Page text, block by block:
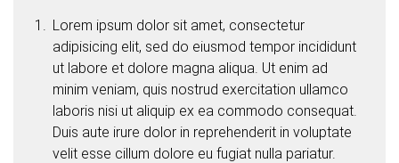
Lorem ipsum dolor sit amet, consectetur
adipisicing elit, sed do eiusmod tempor incididunt
ut labore et dolore magna aliqua. Ut enim ad
minim veniam, quis nostrud exercitation ullamco
laboris nisi ut aliquip ex ea commodo consequat.
Duis aute irure dolor in reprehenderit in voluptate
velit esse cillum dolore eu fugiat nulla pariatur.